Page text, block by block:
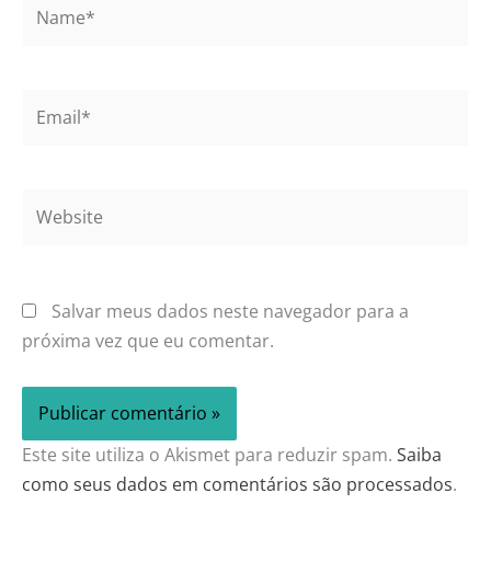
Salvar meus dados neste navegador para a
próxima vez que eu comentar.
Este site utiliza o Akismet para reduzir spam. Saiba
como seus dados em comentários são processados.